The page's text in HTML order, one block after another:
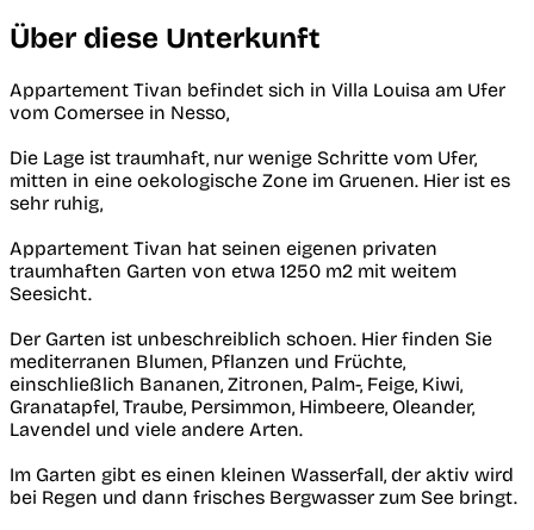
Über diese Unterkunft
Appartement Tivan befindet sich in Villa Louisa am Ufer
vom Comersee in Nesso,
Die Lage ist traumhaft, nur wenige Schritte vom Ufer,
mitten in eine oekologische Zone im Gruenen. Hier ist es
sehr ruhig,
Appartement Tivan hat seinen eigenen privaten
traumhaften Garten von etwa 1250 m2 mit weitem
Seesicht.
Der Garten ist unbeschreiblich schoen. Hier finden Sie
mediterranen Blumen, Pflanzen und Früchte,
einschließlich Bananen, Zitronen, Palm-, Feige, Kiwi,
Granatapfel, Traube, Persimmon, Himbeere, Oleander,
Lavendel und viele andere Arten.
Im Garten gibt es einen kleinen Wasserfall, der aktiv wird
bei Regen und dann frisches Bergwasser zum See bringt.